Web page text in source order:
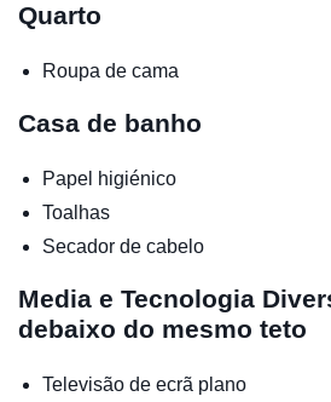
Quarto
Roupa de cama
Casa de banho
Papel higiénico
Toalhas
Secador de cabelo
Media e Tecnologia
debaixo do mesmo teto
Televisão de ecrã plano